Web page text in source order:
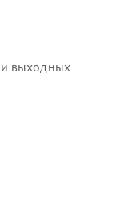
выходных